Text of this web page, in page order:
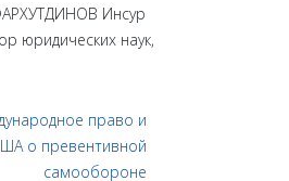
Инсур
юридических наук,